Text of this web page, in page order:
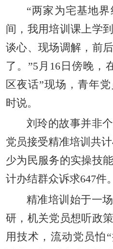
“两家为宅基地
间，我用培训课上学
谈心、现场调解，前
了。”5月16日傍晚，
区夜话”现场，青年
时说。
刘玲的故事并非
党员接受精准培训共
少为民服务的实操技
计办结群众诉求647件。
精准培训始于一
研，机关党员想听政
用技术，流动党员